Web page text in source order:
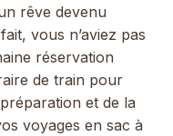
rêve devenu
vous n’aviez pas
réservation
de train pour
et de la
voyages en sac à